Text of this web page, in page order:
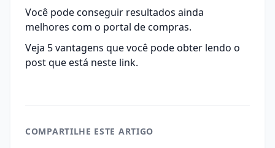
Você pode conseguir resultados ainda
melhores com o portal de compras.
Veja 5 vantagens que você pode obter lendo o
post que está neste link.
COMPARTILHE ESTE ARTIGO